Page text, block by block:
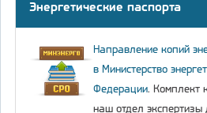
Энергетические паспорта
Направление копий
в Министерство
Федерации. Комплект
наш отдел экспертизы